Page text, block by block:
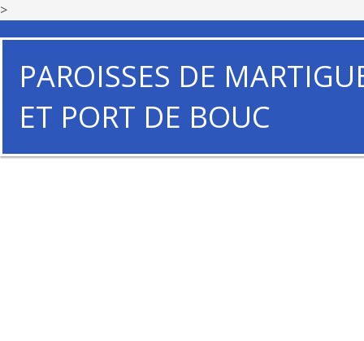
>
PAROISSES DE
ET PORT DE BOUC